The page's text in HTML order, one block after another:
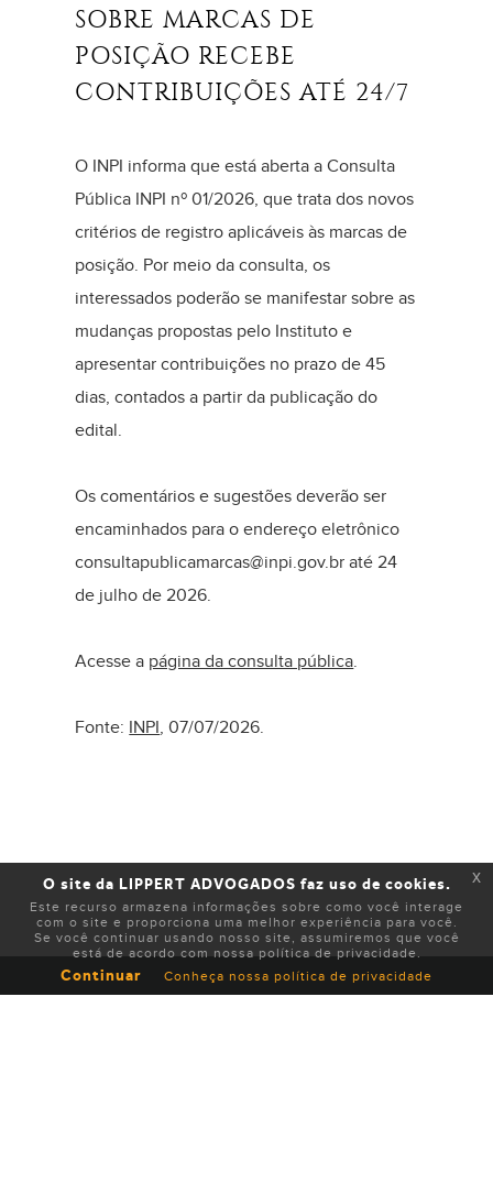
SOBRE MARCAS DE
POSIÇÃO RECEBE
CONTRIBUIÇÕES ATÉ 24/7
O INPI informa que está aberta a Consulta
Pública INPI nº 01/2026, que trata dos novos
critérios de registro aplicáveis às marcas de
posição. Por meio da consulta, os
interessados poderão se manifestar sobre as
mudanças propostas pelo Instituto e
apresentar contribuições no prazo de 45
dias, contados a partir da publicação do
edital.
Os comentários e sugestões deverão ser
encaminhados para o endereço eletrônico
consultapublicamarcas@inpi.gov.br até 24
de julho de 2026.
Acesse a página da consulta pública.
Fonte: INPI, 07/07/2026.
O site da LIPPERT ADVOGADOS faz uso de cookies.
Este recurso armazena informações sobre como você interage
com o site e proporciona uma melhor experiência para você.
Se você continuar usando nosso site, assumiremos que você
está de acordo com nossa política de privacidade.
Continuar Conheça nossa política de privacidade
x